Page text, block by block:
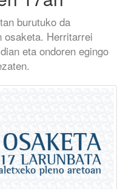
burutuko da
osaketa. Herritarrei
eta ondoren egingo